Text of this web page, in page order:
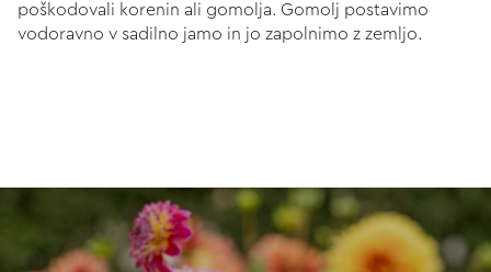
poškodovali korenin ali gomolja. Gomolj postavimo
vodoravno v sadilno jamo in jo zapolnimo z zemljo.